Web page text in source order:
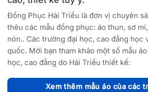
Đồng Phục Hải Triều là đơn vị chuyên
thêu các mẫu đồng phục: áo thun, sơ
nón.. Các trường đại học, cao đẳng học
quốc. Mời bạn tham khảo một số mẫu
học, cao đẳng do Hải Triều thiết kế:
Xem thêm mẫu áo của các